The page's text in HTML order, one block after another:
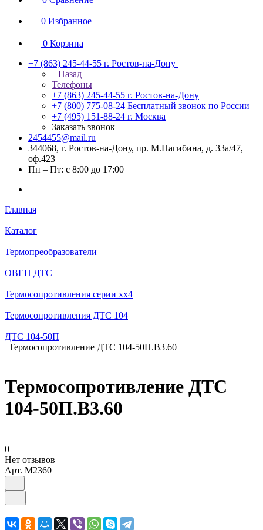
0 Избранное
0 Корзина
+7 (863) 245-44-55 г. Ростов-на-Дону
Назад
Телефоны
+7 (863) 245-44-55 г. Ростов-на-Дону
+7 (800) 775-08-24 Бесплатный звонок по России
+7 (495) 151-88-24 г. Москва
Заказать звонок
2454455@mail.ru
344068, г. Ростов-на-Дону, пр. М.Нагибина, д. 33а/47,
оф.423
Пн – Пт: с 8:00 до 17:00
Главная
Каталог
Термопреобразователи
ОВЕН ДТС
Термосопротивления серии хх4
Термосопротивления ДТС 104
ДТС 104-50П
Термосопротивление ДТС 104-50П.В3.60
Термосопротивление ДТС
104-50П.В3.60
0
Нет отзывов
Арт. M2360